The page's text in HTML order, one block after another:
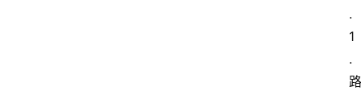
.
1
.
路